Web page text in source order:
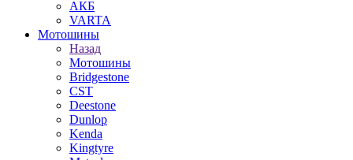
АКБ
VARTA
Мотошины
Назад
Мотошины
Bridgestone
CST
Deestone
Dunlop
Kenda
Kingtyre